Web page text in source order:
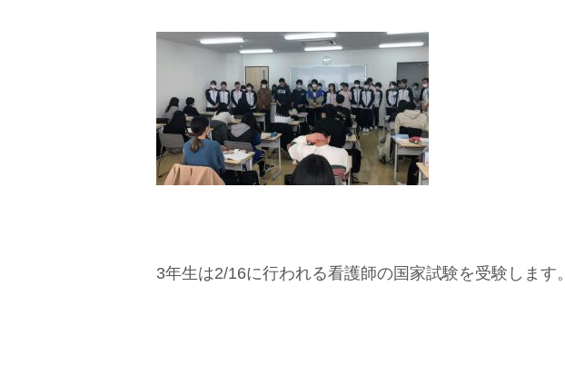
3年生は2/16に行われる看護師の国家試験を受験します。